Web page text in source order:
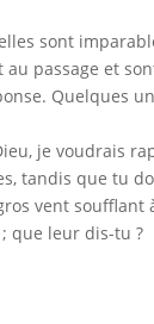
sont
au passage et
Quelques
je voudrais
tandis que tu
vent
que leur dis-tu ?